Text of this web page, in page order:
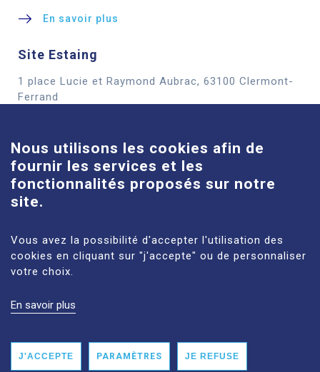
En savoir plus
Site Estaing
1 place Lucie et Raymond Aubrac, 63100 Clermont-
Ferrand
Site Louise-Michel
61 route de Châteaugay, 63118 Cébazat
En savoir plus
MENTIONS LÉGALES
ACCESSIBILITÉ : NON CONFORME
Nous utilisons les cookies afin de
fournir les services et les
fonctionnalités proposés sur notre
site.
Vous avez la possibilité d'accepter l'utilisation des
cookies en cliquant sur "j'accepte" ou de personnaliser
votre choix.
En savoir plus
J'ACCEPTE PARAMÈTRES JE REFUSE